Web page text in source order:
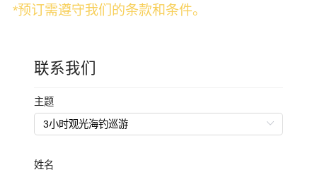
*预订需遵守我们的条款和条件。
联系我们
主题
姓名